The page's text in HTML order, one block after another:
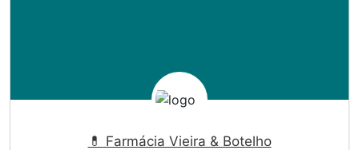
💊 Farmácia Vieira & Botelho